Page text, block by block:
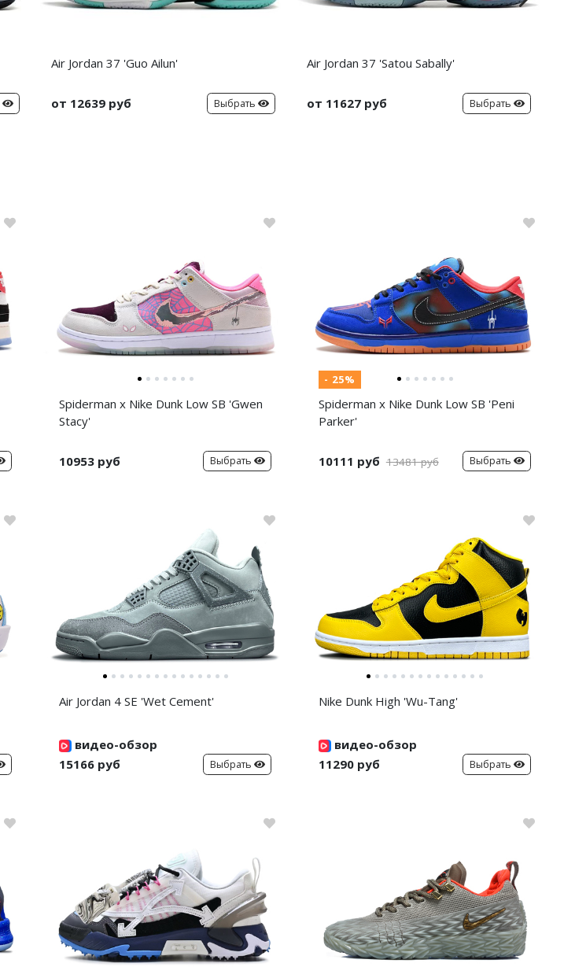
Air Jordan 37 'Guo Ailun'
от 12639 руб Выбрать
Air Jordan 37 'Satou Sabally'
от 11627 руб Выбрать
Spiderman x Nike Dunk Low SB 'Gwen
Stacy'
10953 руб Выбрать
- 25%
Spiderman x Nike Dunk Low SB 'Peni
Parker'
10111 руб 13481 руб Выбрать
Air Jordan 4 SE 'Wet Cement'
видео-обзор
15166 руб
Выбрать
Nike Dunk High 'Wu-Tang'
видео-обзор
11290 руб
Выбрать